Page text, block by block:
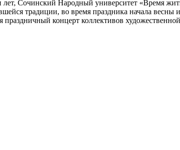
Сочинский Народный университет «Время
традиции, во время праздника начала весны
концерт коллективов